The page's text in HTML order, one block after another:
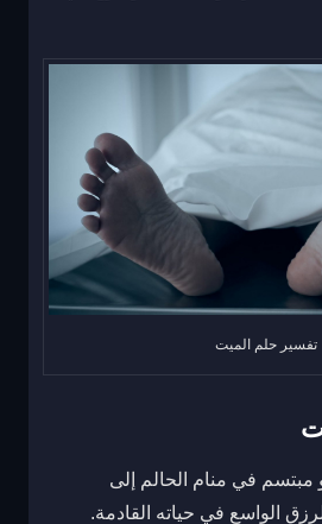
تفسير حلم الميت
مبتسم في منام الحالم إلى
الواسع في حياته القادمة.